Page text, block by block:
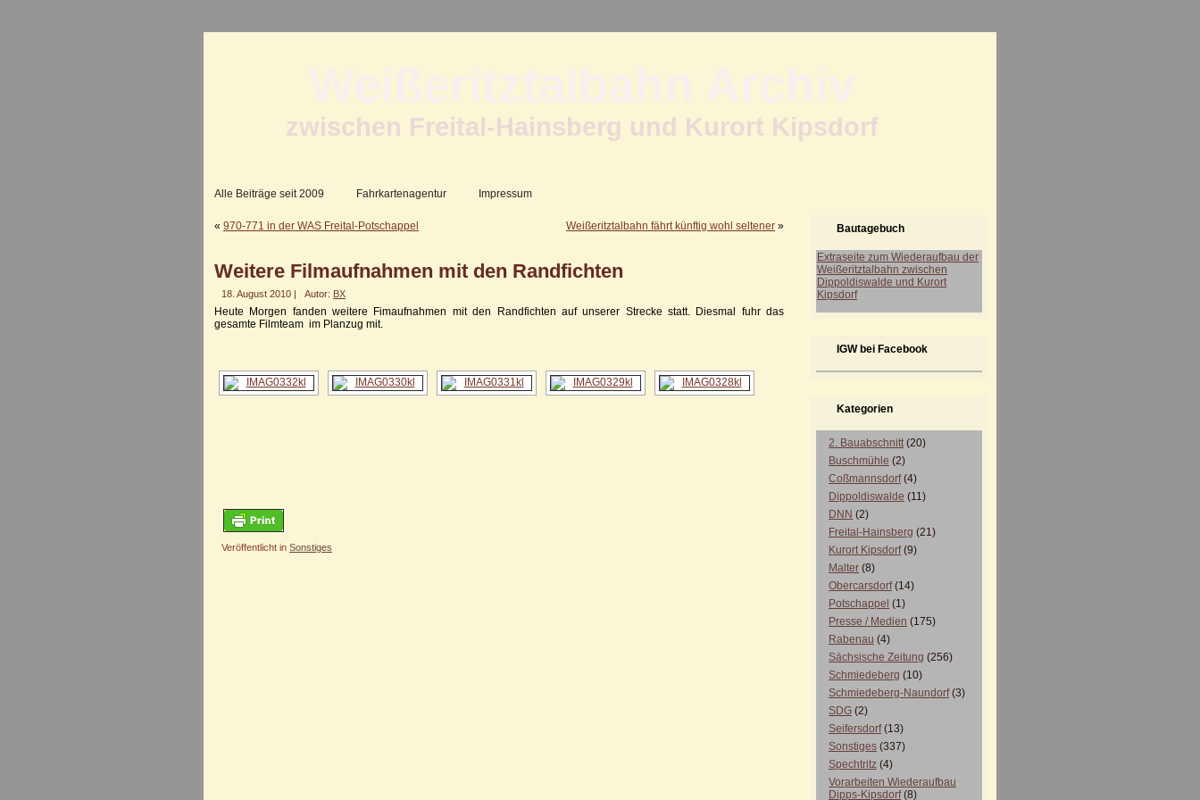
Weißeritztalbahn Archiv
zwischen Freital-Hainsberg und Kurort Kipsdorf
Alle Beiträge seit 2009 Fahrkartenagentur Impressum
« 970-771 in der WAS Freital-Potschappel Weißeritztalbahn fährt künftig wohl seltener »
Weitere Filmaufnahmen mit den Randfichten
18. August 2010 | Autor: BX
Heute Morgen fanden weitere Fimaufnahmen mit den Randfichten auf unserer Strecke statt. Diesmal fuhr das
gesamte Filmteam im Planzug mit.
Veröffentlicht in Sonstiges
Bautagebuch
Extraseite zum Wiederaufbau der
Weißeritztalbahn zwischen
Dippoldiswalde und Kurort
Kipsdorf
IGW bei Facebook
Kategorien
2. Bauabschnitt(20)
Buschmühle (2)
Coßmannsdorf(4)
Dippoldiswalde (11)
DNN (2)
Freital-Hainsberg (21)
Kurort Kipsdorf(9)
Malter (8)
Obercarsdorf(14)
Potschappel (1)
Presse / Medien (175)
Rabenau (4)
Sächsische Zeitung (256)
Schmiedeberg (10)
Schmiedeberg-Naundorf(3)
SDG (2)
Seifersdorf(13)
Sonstiges (337)
Spechtritz (4)
Vorarbeiten Wiederaufbau
Dipps-Kipsdorf(8)